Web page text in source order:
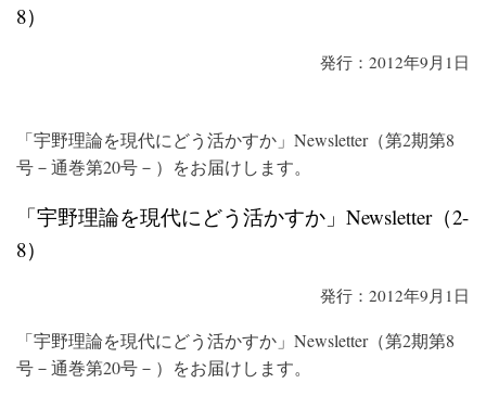
8）
発行：2012年9月1日
「宇野理論を現代にどう活かすか」Newsletter（第2期第8
号－通巻第20号－）をお届けします。
「宇野理論を現代にどう活かすか」Newsletter（2-
8）
発行：2012年9月1日
「宇野理論を現代にどう活かすか」Newsletter（第2期第8
号－通巻第20号－）をお届けします。